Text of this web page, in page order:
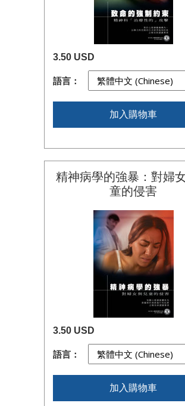
3.50 USD
語言：
加入購物車
精神病學的強暴：對婦
童的侵害
3.50 USD
語言：
加入購物車